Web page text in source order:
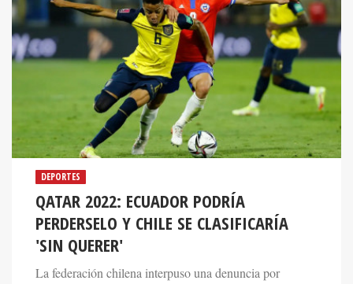
DEPORTES
QATAR 2022: ECUADOR PODRÍA
PERDERSELO Y CHILE SE CLASIFICARÍA
'SIN QUERER'
La federación chilena interpuso una denuncia por